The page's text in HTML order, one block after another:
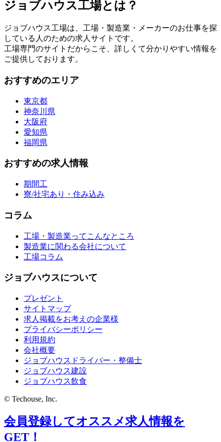
ジョブハウス工場とは？
ジョブハウス工場は、工場・製造業・メーカーのお仕事を探
している人のための求人サイトです。
工場専門のサイトだからこそ、詳しくて分かりやすい情報を
ご提供しております。
おすすめのエリア
東京都
神奈川県
大阪府
愛知県
福岡県
おすすめの求人情報
期間工
寮/社宅あり・住み込み
コラム
工場・製造業ってこんなところ
製造業に関わる会社について
工場コラム
ジョブハウスについて
プレゼント
サイトマップ
求人掲載をお考えの企業様
プライバシーポリシー
利用規約
会社概要
ジョブハウスドライバー・整備士
ジョブハウス建設
ジョブハウス飲食
© Techouse, Inc.
会員登録してオススメ求人情報を
GET！